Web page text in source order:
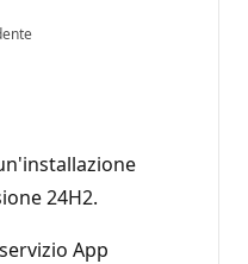
24H2.
App